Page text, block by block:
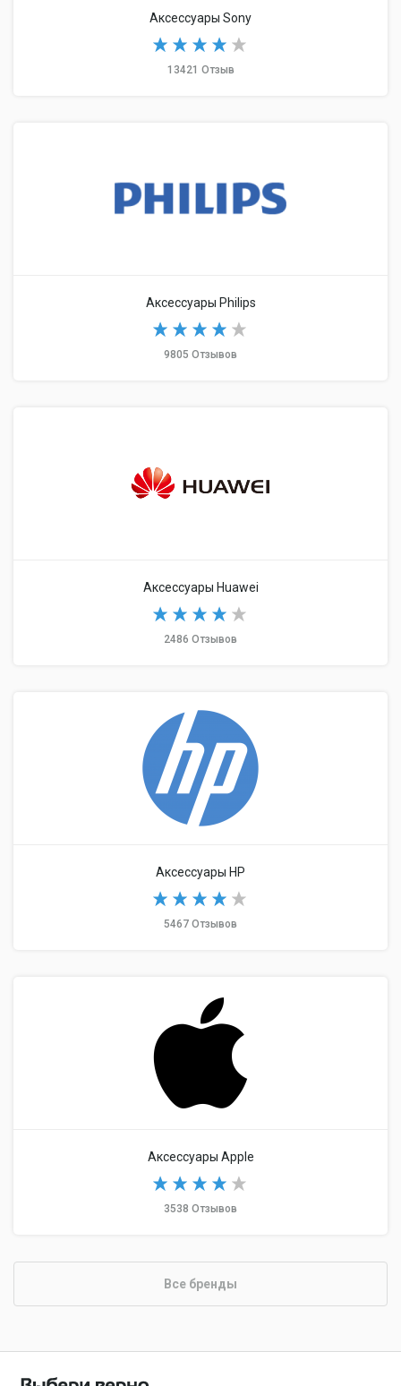
Аксессуары Sony
13421 Отзыв
Аксессуары Philips
9805 Отзывов
Аксессуары Huawei
2486 Отзывов
Аксессуары HP
5467 Отзывов
Аксессуары Apple
3538 Отзывов
Все бренды